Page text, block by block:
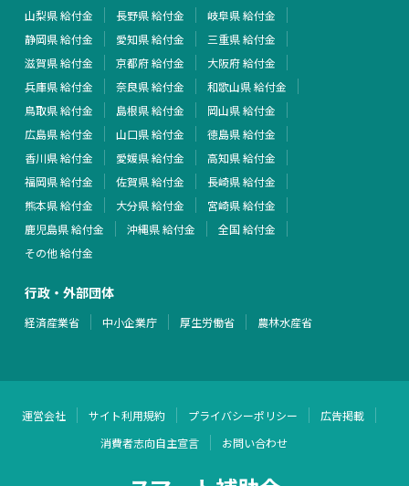
山梨県 給付金
長野県 給付金
岐阜県 給付金
静岡県 給付金
愛知県 給付金
三重県 給付金
滋賀県 給付金
京都府 給付金
大阪府 給付金
兵庫県 給付金
奈良県 給付金
和歌山県 給付金
鳥取県 給付金
島根県 給付金
岡山県 給付金
広島県 給付金
山口県 給付金
徳島県 給付金
香川県 給付金
愛媛県 給付金
高知県 給付金
福岡県 給付金
佐賀県 給付金
長崎県 給付金
熊本県 給付金
大分県 給付金
宮崎県 給付金
鹿児島県 給付金
沖縄県 給付金
全国 給付金
その他 給付金
行政・外部団体
経済産業省 中小企業庁 厚生労働省 農林水産省
運営会社 サイト利用規約 プライバシーポリシー
広告掲載
消費者志向自主宣言
お問い合わせ